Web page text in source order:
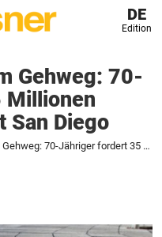
DE
Edition
Gehweg: 70-
Millionen
San Diego
Stolperfalle auf dem Gehweg: 70-Jähriger fordert 35 Millionen Dollar von der Stadt San Diego